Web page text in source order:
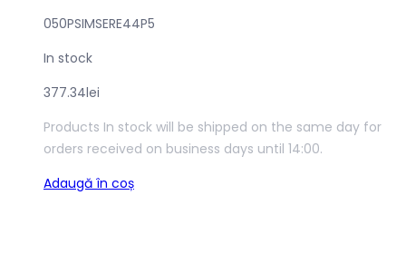
050PSIMSERE44P5
In stock
377.34lei
Products In stock will be shipped on the same day for
orders received on business days until 14:00.
Adaugă în coș